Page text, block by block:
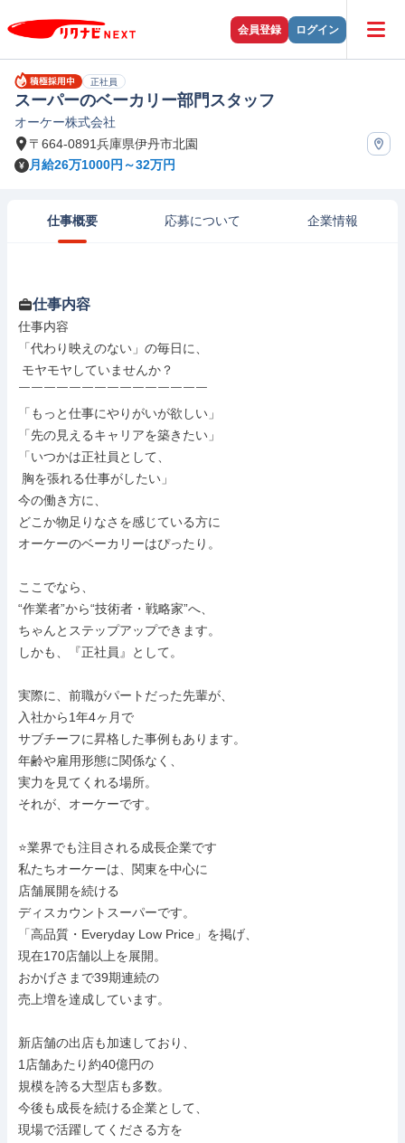
会員登録 ログイン
正社員
スーパーのベーカリー部門スタッフ
オーケー株式会社
〒664-0891兵庫県伊丹市北園
月給26万1000円～32万円
仕事概要 応募について 企業情報
仕事内容
仕事内容
「代わり映えのない」の毎日に、
￣￣￣￣￣￣￣￣￣￣￣￣￣￣￣
「もっと仕事にやりがいが欲しい」
「先の見えるキャリアを築きたい」
「いつかは正社員として、
今の働き方に、
どこか物足りなさを感じている方に
オーケーのベーカリーはぴったり。
ここでなら、
“作業者”から“技術者・戦略家”へ、
ちゃんとステップアップできます。
しかも、『正社員』として。
実際に、前職がパートだった先輩が、
入社から1年4ヶ月で
サブチーフに昇格した事例もあります。
年齢や雇用形態に関係なく、
実力を見てくれる場所。
それが、オーケーです。
⭐業界でも注目される成長企業です
私たちオーケーは、関東を中心に
店舗展開を続ける
ディスカウントスーパーです。
「高品質・Everyday Low Price」を掲げ、
現在170店舗以上を展開。
おかげさまで39期連続の
売上増を達成しています。
新店舗の出店も加速しており、
1店舗あたり約40億円の
規模を誇る大型店も多数。
今後も成長を続ける企業として、
現場で活躍してくださる方を